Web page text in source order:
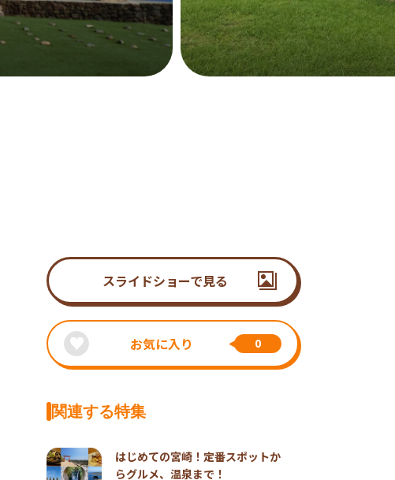
スライドショーで見る
お気に入り 0
関連する特集
はじめての宮崎！定番スポットか
らグルメ、温泉まで！